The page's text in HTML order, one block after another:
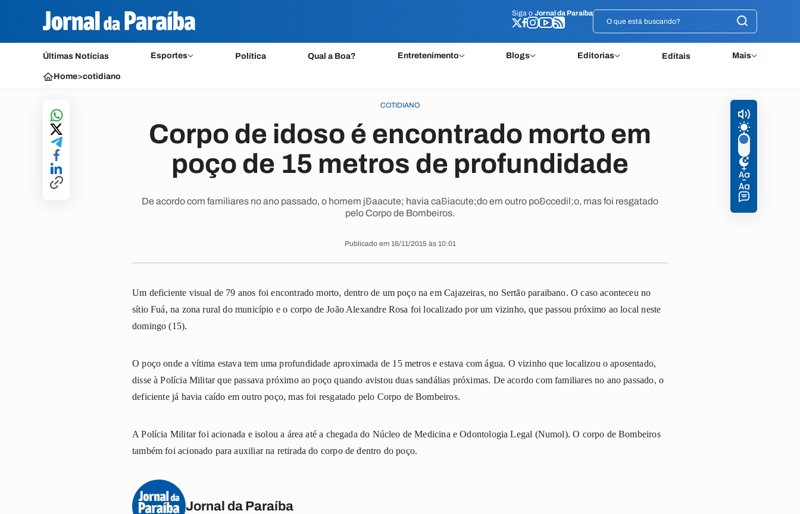
Siga o Jornal da Paraíba
Últimas Notícias Esportes Política Qual a Boa? Entretenimento Blogs Editorias Editais Mais
Siga o Jornal da Paraíba
Home>cotidiano
COTIDIANO
Corpo de idoso é encontrado morto em
poço de 15 metros de profundidade
De acordo com familiares no ano passado, o homem j&aacute; havia ca&iacute;do em outro po&ccedil;o, mas foi resgatado
pelo Corpo de Bombeiros.
Publicado em 16/11/2015 às 10:01
Um deficiente visual de 79 anos foi encontrado morto, dentro de um poço na em Cajazeiras, no Sertão paraibano. O caso aconteceu no
sítio Fuá, na zona rural do município e o corpo de João Alexandre Rosa foi localizado por um vizinho, que passou próximo ao local neste
domingo (15).
O poço onde a vítima estava tem uma profundidade aproximada de 15 metros e estava com água. O vizinho que localizou o aposentado,
disse à Polícia Militar que passava próximo ao poço quando avistou duas sandálias próximas. De acordo com familiares no ano passado, o
deficiente já havia caído em outro poço, mas foi resgatado pelo Corpo de Bombeiros.
A Polícia Militar foi acionada e isolou a área até a chegada do Núcleo de Medicina e Odontologia Legal (Numol). O corpo de Bombeiros
também foi acionado para auxiliar na retirada do corpo de dentro do poço.
Jornal da Paraíba